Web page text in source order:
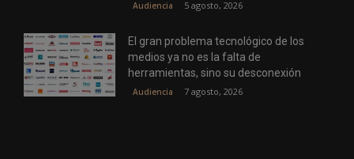
Audiencia 5 agosto, 2026
El gran problema tecnológico de los
medios ya no es la falta de
herramientas, sino su desconexión
Audiencia 7 agosto, 2026